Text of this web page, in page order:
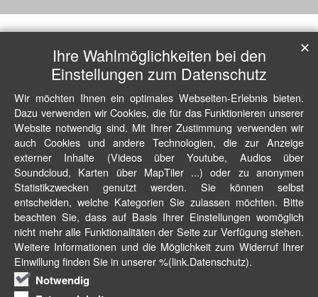
Ihre Wahlmöglichkeiten bei den
Einstellungen zum Datenschutz
Wir möchten Ihnen ein optimales Webseiten-Erlebnis bieten.
Dazu verwenden wir Cookies, die für das Funktionieren unserer
Website notwendig sind. Mit Ihrer Zustimmung verwenden wir
auch Cookies und andere Technologien, die zur Anzeige
externer Inhalte (Videos über Youtube, Audios über
Soundcloud, Karten über MapTiler ...) oder zu anonymen
Statistikzwecken genutzt werden. Sie können selbst
entscheiden, welche Kategorien Sie zulassen möchten. Bitte
beachten Sie, dass auf Basis Ihrer Einstellungen womöglich
nicht mehr alle Funktionalitäten der Seite zur Verfügung stehen.
Weitere Informationen und die Möglichkeit zum Widerruf Ihrer
Einwillung finden Sie in unserer %(link.Datenschutz).
Notwendig
✕